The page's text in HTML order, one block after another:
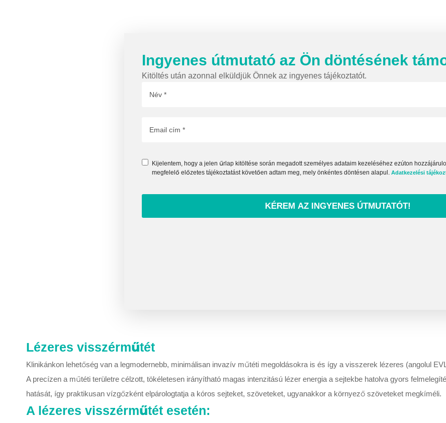
Ingyenes útmutató az Ön döntésének
Kitöltés után azonnal elküldjük Önnek az ingyenes tájékoztatót.
Kijelentem, hogy a jelen űrlap kitöltése során megadott személyes adataim kezeléséhez ezúton
megfelelő előzetes tájékoztatást követően adtam meg, mely önkéntes döntésen alapul. Adatkezelési
KÉREM AZ INGYENES ÚTMUTATÓT!
Lézeres visszérműtét
Klinikánkon lehetőség van a legmodernebb, minimálisan invazív műtéti megoldásokra is és így a visszerek lézeres (angolul
A precízen a műtéti területre célzott, tökéletesen irányítható magas intenzitású lézer energia a sejtekbe hatolva gyors
hatását, így praktikusan vízgőzként elpárologtatja a kóros sejteket, szöveteket, ugyanakkor a környező szöveteket megkíméli.
A lézeres visszérműtét esetén: